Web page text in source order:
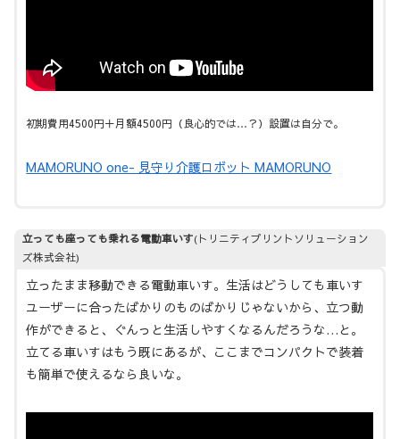
初期費用4500円＋月額4500円（良心的では…？）設置は自分で。
MAMORUNO one- 見守り介護ロボット MAMORUNO
立っても座っても乗れる電動車いす(トリニティプリントソリューション
ズ株式会社)
立ったまま移動できる電動車いす。生活はどうしても車いす
ユーザーに合ったばかりのものばかりじゃないから、立つ動
作ができると、ぐんっと生活しやすくなるんだろうな…と。
立てる車いすはもう既にあるが、ここまでコンパクトで装着
も簡単で使えるなら良いな。